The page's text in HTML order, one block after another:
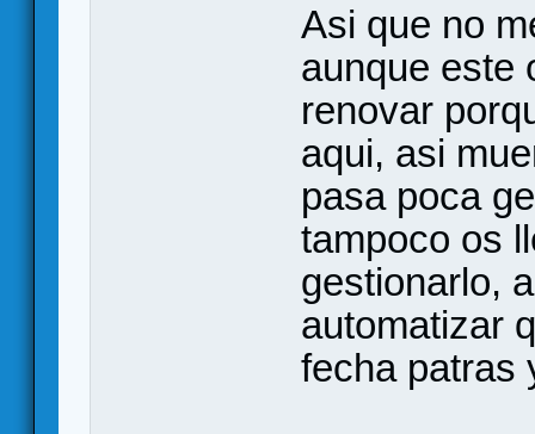
Asi que no
aunque este
renovar
aqui, asi
pasa poca
tampoco os
gestionarlo,
automatizar
fecha patras